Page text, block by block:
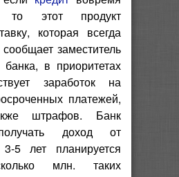
то этот продукт
которая всегда
заместитель
банка, в приоритетах
заработок на
платежей,
штрафов. Банк
доход от
5 лет планируется
млн. таких